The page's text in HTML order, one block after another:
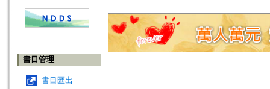
書目管理
書目匯出